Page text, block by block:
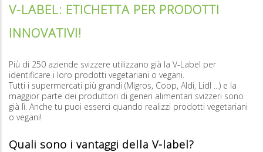
pane
V-LABEL: ETICHETTA PER PRODOTTI
INNOVATIVI!
Più di 250 aziende svizzere utilizzano già la V-Label per
identificare i loro prodotti vegetariani o vegani.
Tutti i supermercati più grandi (Migros, Coop, Aldi, Lidl ...) e la
maggior parte dei produttori di generi alimentari svizzeri sono
già lì. Anche tu puoi esserci quando realizzi prodotti vegetariani
o vegani!
Quali sono i vantaggi della V-label?